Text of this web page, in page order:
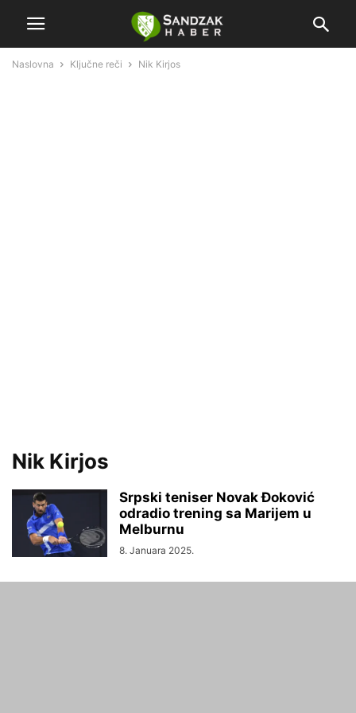
Naslovna Ključne reči Nik Kirjos
Nik Kirjos
Srpski teniser Novak Đoković
odradio trening sa Marijem u
Melburnu
8. Januara 2025.